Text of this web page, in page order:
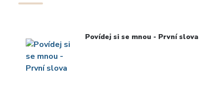
Povídej si se mnou - První slova